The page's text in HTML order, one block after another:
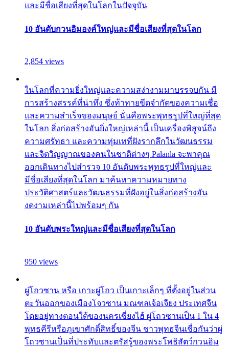
และมีชื่อเสียงที่สุดในโลกในปัจจุบัน
10 อันดับกวนอิมองค์ใหญ่และมีชื่อเสียงที่สุดในโลก
2,854 views
ในโลกที่ความยิ่งใหญ่และความสง่างามมาบรรจบกัน มี
การสร้างสรรค์ที่น่าทึ่ง ซึ่งท้าทายขีดจำกัดของความเชื่อ
และความสำเร็จของมนุษย์ นั่นคือพระพุทธรูปที่ใหญ่ที่สุด
ในโลก สิ่งก่อสร้างอันยิ่งใหญ่เหล่านี้ เป็นเครื่องพิสูจน์ถึง
ความศรัทธา และความทุ่มเทที่ฝังรากลึกในวัฒนธรรม
และจิตวิญญาณของคนในชาติต่างๆ Palanla จะพาคุณ
ออกเดินทางไปสำรวจ 10 อันดับพระพุทธรูปที่ใหญ่และ
มีชื่อเสียงที่สุดในโลก มาค้นหาความหมายทาง
ประวัติศาสตร์และวัฒนธรรมที่ฝังอยู่ในสิ่งก่อสร้างอัน
งดงามเหล่านี้ไปพร้อมๆ กัน
10 อันดับพระใหญ่และมีชื่อเสียงที่สุดในโลก
950 views
ผู่โถวซาน หรือ เกาะผู่โถว เป็นเกาะเล็กๆ ที่ตั้งอยู่ในส่วน
ตะวันออกของเมืองโจวซาน มณฑลเจ้อเจียง ประเทศจีน
โดยอยู่ทางตอนใต้ของนครเซี่ยงไฮ้ ผู่โถวซานเป็น 1 ใน 4
พุทธคีรีหรือภูเขาศักดิ์สิทธิ์ของจีน ชาวพุทธจีนเชื่อกันว่าผู่
โถวซานเป็นที่ประทับและตรัสรู้ของพระโพธิสัตว์กวนอิม